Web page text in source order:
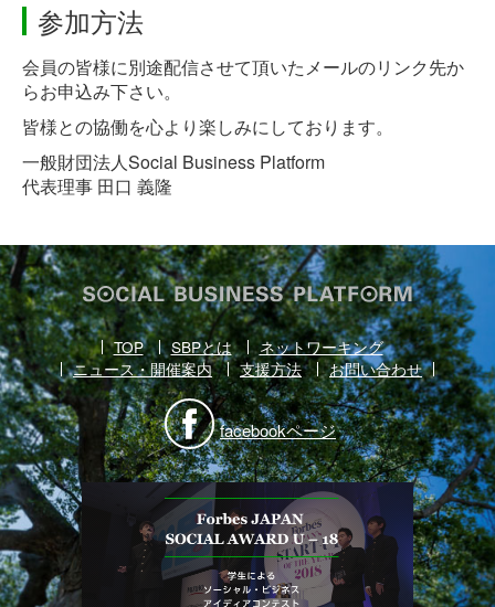
参加方法
会員の皆様に別途配信させて頂いたメールのリンク先か
らお申込み下さい。
皆様との協働を心より楽しみにしております。
一般財団法人Social Business Platform
代表理事 田口 義隆
TOP SBPとは
ネットワーキング
ニュース・開催案内
支援方法 お問い合わせ
facebookページ